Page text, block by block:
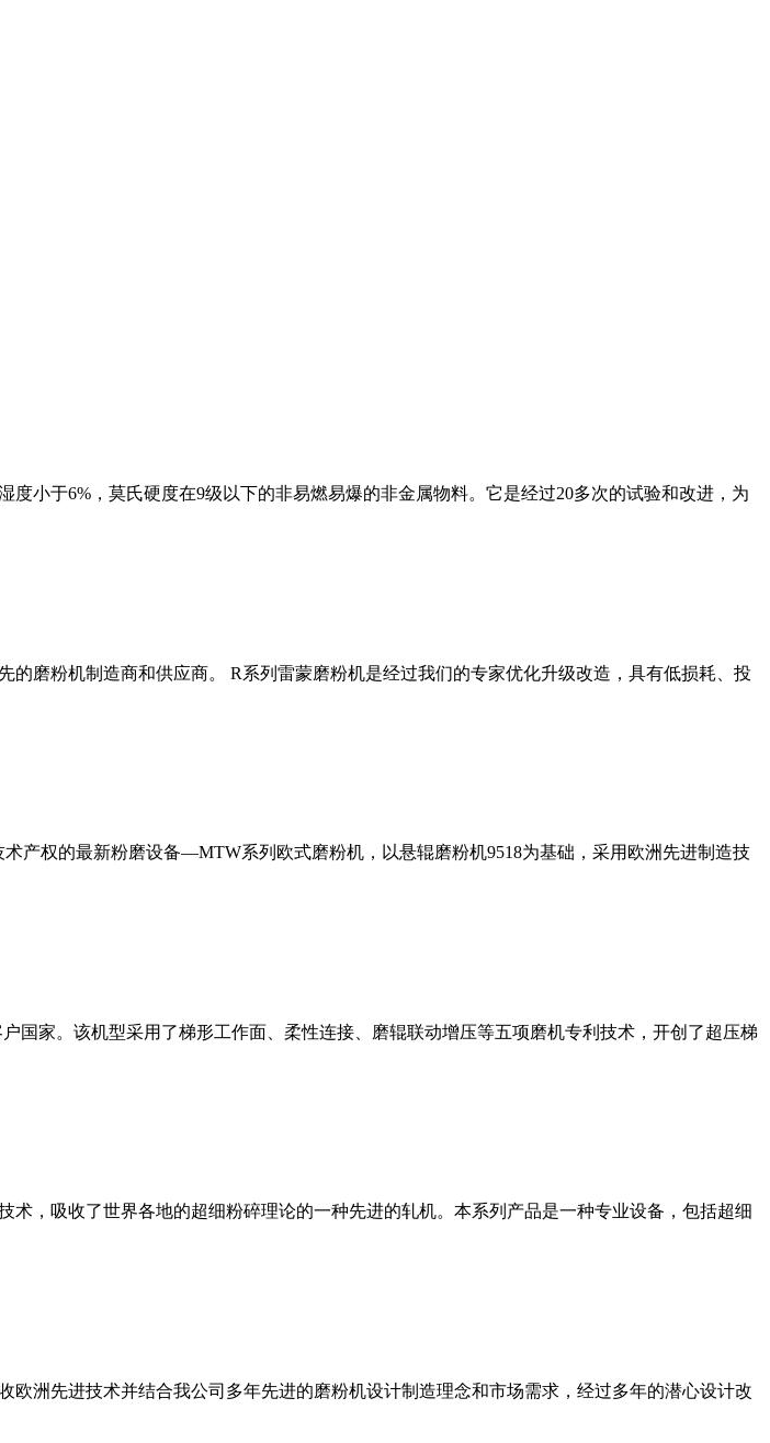
小于6%，莫氏硬度在9级以下的非易燃易爆的非金属物料。它是经过20多次的试验和改进，为
磨粉机制造商和供应商。 R系列雷蒙磨粉机是经过我们的专家优化升级改造，具有低损耗、投
产权的最新粉磨设备—MTW系列欧式磨粉机，以悬辊磨粉机9518为基础，采用欧洲先进制造技
国家。该机型采用了梯形工作面、柔性连接、磨辊联动增压等五项磨机专利技术，开创了超压梯
，吸收了世界各地的超细粉碎理论的一种先进的轧机。本系列产品是一种专业设备，包括超细
洲先进技术并结合我公司多年先进的磨粉机设计制造理念和市场需求，经过多年的潜心设计改